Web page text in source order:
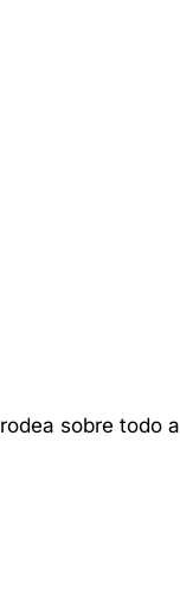
sobre todo a